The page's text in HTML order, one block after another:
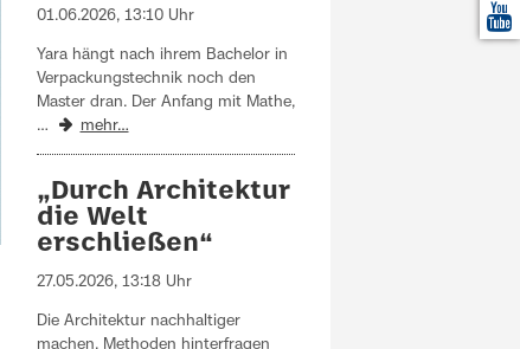
01.06.2026, 13:10 Uhr
Yara hängt nach ihrem Bachelor in
Verpackungstechnik noch den
Master dran. Der Anfang mit Mathe,
…
mehr…
„Durch Architektur
die Welt
erschließen“
27.05.2026, 13:18 Uhr
Die Architektur nachhaltiger
machen, Methoden hinterfragen